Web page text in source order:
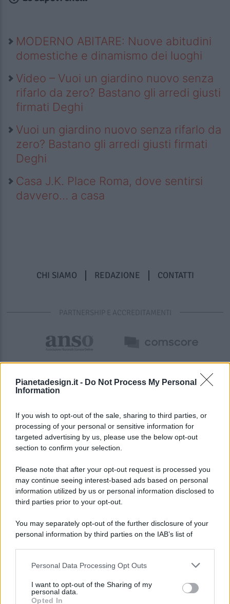
Pianetadesign.it - Do Not Process My Personal
Information
If you wish to opt-out of the sale, sharing to third parties, or
processing of your personal or sensitive information for
targeted advertising by us, please use the below opt-out
section to confirm your selection.
Please note that after your opt-out request is processed you
may continue seeing interest-based ads based on personal
information utilized by us or personal information disclosed to
third parties prior to your opt-out.
You may separately opt-out of the further disclosure of your
personal information by third parties on the IAB’s list of
This information may also be disclosed by us to third parties
disclose it to other third parties.
Personal Data Processing Opt Outs
I want to opt-out of the Sharing of my
personal data.
Opted In
MODERNO ABITARE: Nuove abitudini
domestiche e dinamismo dei luoghi
Video – Vuoi un giardino nuovo senza
rifarlo da zero? Bastano gli arredi giusti
firmati Deghi
Vuoi un giardino nuovo senza rifarlo da
zero? Bastano gli arredi giusti firmati
Deghi
Casa J.K. Place Roma, dove sentirsi
davvero… a casa
CHI SIAMO REDAZIONE CONTATTI
PARTNERSHIP E ACCREDITAMENTI
© 2026 - Pianeta Design - P.IVA 04827280654 - Testata
Registrata Al Tribunale Di Nocera Inferiore N. 8/2020 - RG N.
ISCRIZIONE AL ROC N. 35792 – ISCRITTA ALL’ANSO
(ASSOCIAZIONE NAZIONALE STAMPA ONLINE)
PREFERENZE PRIVACY